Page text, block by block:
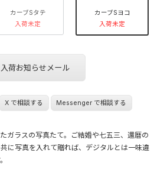
カーブSタテ
入荷未定
カーブSヨコ
入荷未定
入荷お知らせメール
X で相談する Messenger で相談する
ガラスの写真たて。ご結婚や七五三、還暦の
に写真を入れて贈れば、デジタルとは一味違